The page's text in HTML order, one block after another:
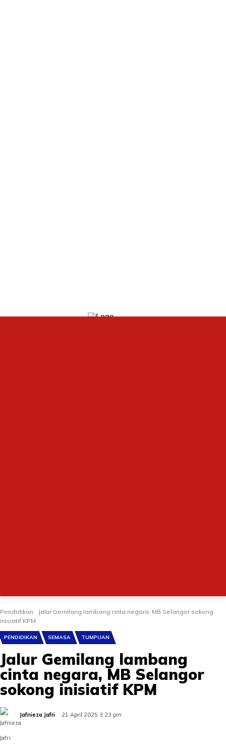
Pendidikan
Jalur Gemilang lambang cinta negara, MB Selangor sokong
inisiatif KPM
PENDIDIKAN SEMASA TUMPUAN
Jalur Gemilang lambang
cinta negara, MB Selangor
sokong inisiatif KPM
Jafnieza Jafri 21 April 2025 3:23 pm